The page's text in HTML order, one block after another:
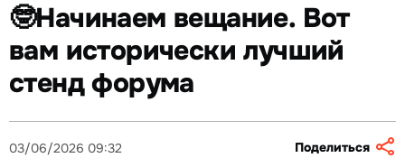
🤓Начинаем вещание. Вот
вам исторически лучший
стенд форума
03/06/2026 09:32 Поделиться